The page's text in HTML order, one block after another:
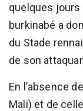
quelques jours
burkinabé a
du Stade
de son
En l’absence
Mali) et de